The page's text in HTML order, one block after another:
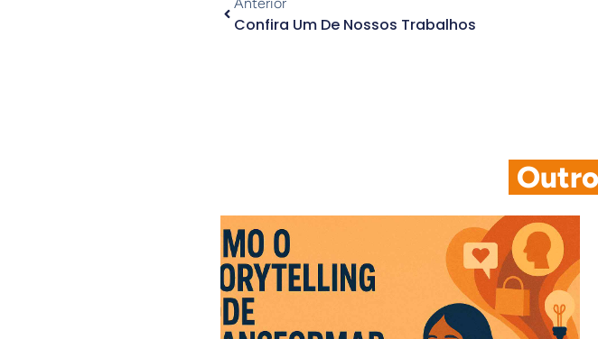
Confira Um De Nossos Trabalhos